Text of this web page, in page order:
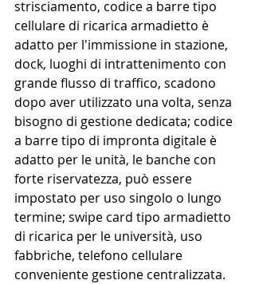
strisciamento, codice a barre tipo
cellulare di ricarica armadietto è
adatto per l'immissione in stazione,
dock, luoghi di intrattenimento con
grande flusso di traffico, scadono
dopo aver utilizzato una volta, senza
bisogno di gestione dedicata; codice
a barre tipo di impronta digitale è
adatto per le unità, le banche con
forte riservatezza, può essere
impostato per uso singolo o lungo
termine; swipe card tipo armadietto
di ricarica per le università, uso
fabbriche, telefono cellulare
conveniente gestione centralizzata.